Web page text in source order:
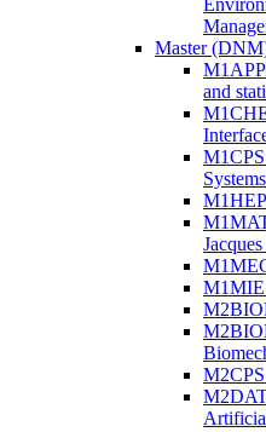
Master
and
Systems
M1MIE